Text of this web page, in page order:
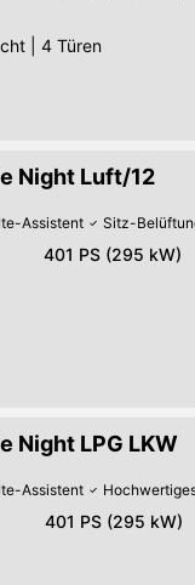
4 Türen
Night Luft/12
Assistent Sitz-
401 PS (295 kW)
Night LPG LKW
Assistent
401 PS (295 kW)